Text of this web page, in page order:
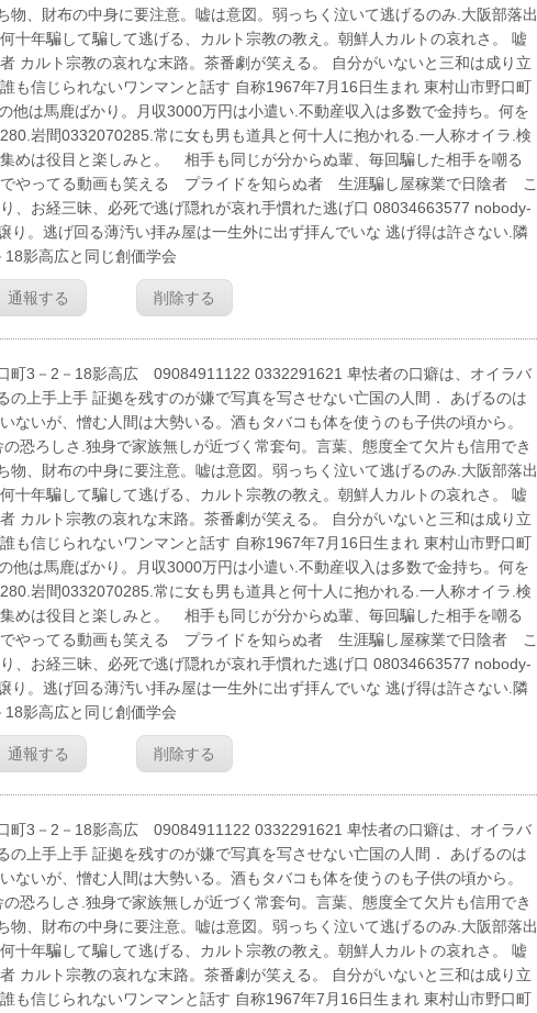
、財布の中身に要注意。嘘は意図。弱っちく泣いて逃げるのみ.大阪部落出
十年騙して騙して逃げる、カルト宗教の教え。朝鮮人カルトの哀れさ。 嘘
カルト宗教の哀れな末路。茶番劇が笑える。 自分がいないと三和は成り立
も信じられないワンマンと話す 自称1967年7月16日生まれ 東村山市野口町
は馬鹿ばかり。月収3000万円は小遣い.不動産収入は多数で金持ち。何を
岩間0332070285.常に女も男も道具と何十人に抱かれる.一人称オイラ.検
めは役目と楽しみと。 相手も同じが分からぬ輩、毎回騙した相手を嘲る
でやってる動画も笑える プライドを知らぬ者 生涯騙し屋稼業で日陰者 こ
、お経三昧、必死で逃げ隠れが哀れ手慣れた逃げ口 08034663577 nobody-
。逃げ回る薄汚い拝み屋は一生外に出ず拝んでいな 逃げ得は許さない.隣
影高広と同じ創価学会
通報する 削除する
3－2－18影高広 09084911122 0332291621 卑怯者の口癖は、オイラバ
上手上手 証拠を残すのが嫌で写真を写させない亡国の人間． あげるのは
いが、憎む人間は大勢いる。酒もタバコも体を使うのも子供の頃から。
恐ろしさ.独身で家族無しが近づく常套句。言葉、態度全て欠片も信用でき
、財布の中身に要注意。嘘は意図。弱っちく泣いて逃げるのみ.大阪部落出
十年騙して騙して逃げる、カルト宗教の教え。朝鮮人カルトの哀れさ。 嘘
カルト宗教の哀れな末路。茶番劇が笑える。 自分がいないと三和は成り立
も信じられないワンマンと話す 自称1967年7月16日生まれ 東村山市野口町
は馬鹿ばかり。月収3000万円は小遣い.不動産収入は多数で金持ち。何を
岩間0332070285.常に女も男も道具と何十人に抱かれる.一人称オイラ.検
めは役目と楽しみと。 相手も同じが分からぬ輩、毎回騙した相手を嘲る
でやってる動画も笑える プライドを知らぬ者 生涯騙し屋稼業で日陰者 こ
、お経三昧、必死で逃げ隠れが哀れ手慣れた逃げ口 08034663577 nobody-
。逃げ回る薄汚い拝み屋は一生外に出ず拝んでいな 逃げ得は許さない.隣
影高広と同じ創価学会
通報する 削除する
3－2－18影高広 09084911122 0332291621 卑怯者の口癖は、オイラバ
上手上手 証拠を残すのが嫌で写真を写させない亡国の人間． あげるのは
いが、憎む人間は大勢いる。酒もタバコも体を使うのも子供の頃から。
恐ろしさ.独身で家族無しが近づく常套句。言葉、態度全て欠片も信用でき
、財布の中身に要注意。嘘は意図。弱っちく泣いて逃げるのみ.大阪部落出
十年騙して騙して逃げる、カルト宗教の教え。朝鮮人カルトの哀れさ。 嘘
カルト宗教の哀れな末路。茶番劇が笑える。 自分がいないと三和は成り立
も信じられないワンマンと話す 自称1967年7月16日生まれ 東村山市野口町